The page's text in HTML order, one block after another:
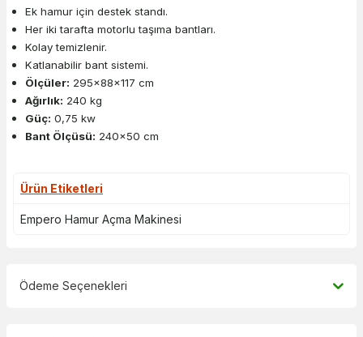
Ek hamur için destek standı.
Her iki tarafta motorlu taşıma bantları.
Kolay temizlenir.
Katlanabilir bant sistemi.
Ölçüler: 295x88x117 cm
Ağırlık: 240 kg
Güç: 0,75 kw
Bant Ölçüsü: 240x50 cm
Ürün Etiketleri
Empero Hamur Açma Makinesi
Ödeme Seçenekleri